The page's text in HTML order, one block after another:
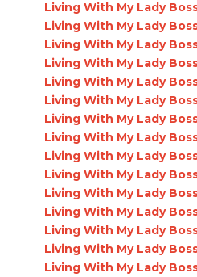
Living With My Lady
Living With My Lady
Living With My Lady
Living With My Lady
Living With My Lady
Living With My Lady
Living With My Lady
Living With My Lady
Living With My Lady
Living With My Lady
Living With My Lady
Living With My Lady
Living With My Lady
Living With My Lady
Living With My Lady